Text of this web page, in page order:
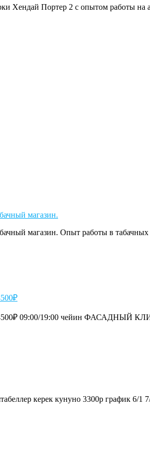
Хендай Портер 2 с опытом работы
магазин.
магазин. Опыт работы в
19:00 чейин ФАСАДНЫЙ
керек кунуно 3300р график 6/